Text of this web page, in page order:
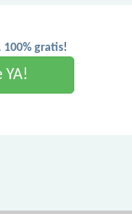
100% gratis!
YA!